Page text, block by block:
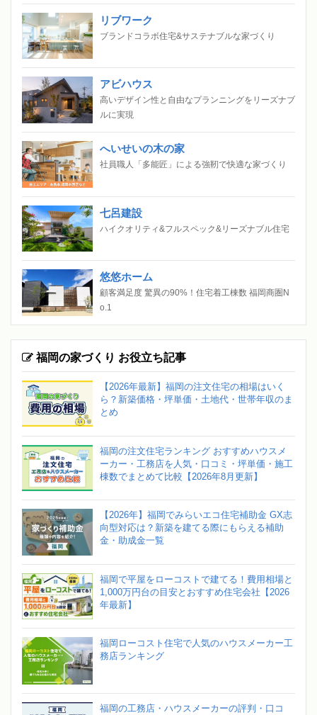
リブワーク
ブランドコラボ住宅&サステナブルな家づくり
アビハウス
高いデザイン性と自由なプランニングをリーズナブ
ルに実現
へいせいの木の家
社員職人「多能匠」による強靭で快適な家づくり
七呂建設
ハイクオリティ&フルスペック&リーズナブル住宅
悠悠ホーム
顧客満足度 驚異の90%！住宅着工棟数 福岡商圏N
o.1
福岡の家づくり お役立ち記事
【2026年最新】福岡の注文住宅の相場はいく
ら？新築価格・坪単価・土地代・世帯年収のま
とめ
福岡の注文住宅ランキング おすすめハウスメ
ーカー・工務店を人気・口コミ・坪単価・施工
棟数でまとめて比較【2026年8月更新】
【2026年】福岡でみらいエコ住宅補助金 GX志
向型対応は？新築を建てる際にもらえる補助
金・助成金一覧
福岡で平屋をローコストで建てる！費用相場と
1,000万円台の目安とおすすめ住宅会社【2026
年最新】
福岡ローコスト住宅で人気のハウスメーカー工
務店ランキング
福岡の工務店・ハウスメーカーの評判・口コ